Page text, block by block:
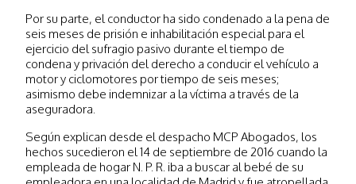
Por su parte, el conductor ha sido condenado a la pena de
seis meses de prisión e inhabilitación especial para el
ejercicio del sufragio pasivo durante el tiempo de
condena y privación del derecho a conducir el vehículo a
motor y ciclomotores por tiempo de seis meses;
asimismo debe indemnizar a la víctima a través de la
aseguradora.
Según explican desde el despacho MCP Abogados, los
hechos sucedieron el 14 de septiembre de 2016 cuando la
empleada de hogar N. P. R. iba a buscar al bebé de su